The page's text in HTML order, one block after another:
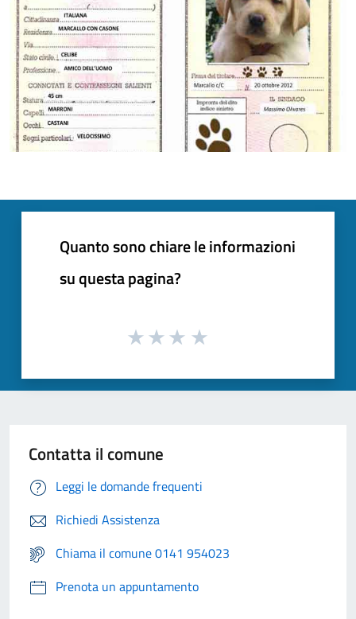
Quanto sono chiare le informazioni
su questa pagina?
Contatta il comune
Leggi le domande frequenti
Richiedi Assistenza
Chiama il comune 0141 954023
Prenota un appuntamento